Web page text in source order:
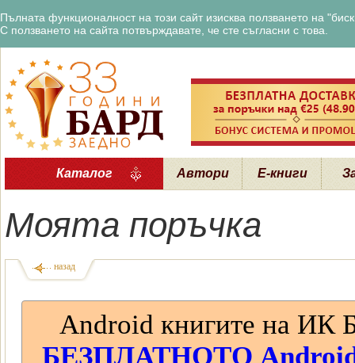
Пълната функционалност на този сайт изисква ползването на
С ползването на сайта потвърждавате, че сте съгласни с това.
Каталог Автори Е-книги
Моята поръчка
Android книгите на ИК
БЕЗПЛАТНОТО Android
назад